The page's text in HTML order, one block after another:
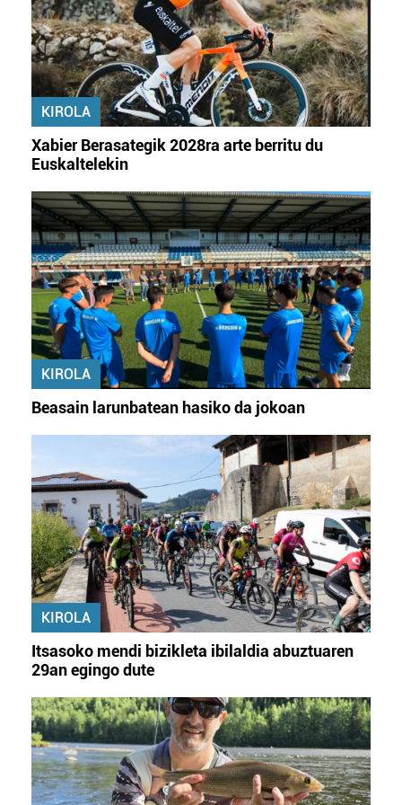
zerbitzuak hobetzeko asmoz, cookie teknologiaz
baliatzen gara. Ohar hau onartuz gero, teknologia hori
erabiltzeko baimen esplizitua ematen diguzu.Gehiago
irakurri
KIROLA
Xabier Berasategik 2028ra arte berritu du
Euskaltelekin
KIROLA
Beasain larunbatean hasiko da jokoan
KIROLA
Itsasoko mendi bizikleta ibilaldia abuztuaren
29an egingo dute